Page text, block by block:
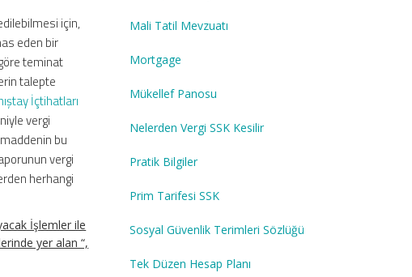
için,
eden bir
teminat
talepte
İçtihatları
vergi
bu
vergi
herhangi
İşlemler ile
yer alan “,
Mali Tatil Mevzuatı
Mortgage
Mükellef Panosu
Nelerden Vergi SSK Kesilir
Pratik Bilgiler
Prim Tarifesi SSK
Sosyal Güvenlik Terimleri Sözlüğü
Tek Düzen Hesap Planı